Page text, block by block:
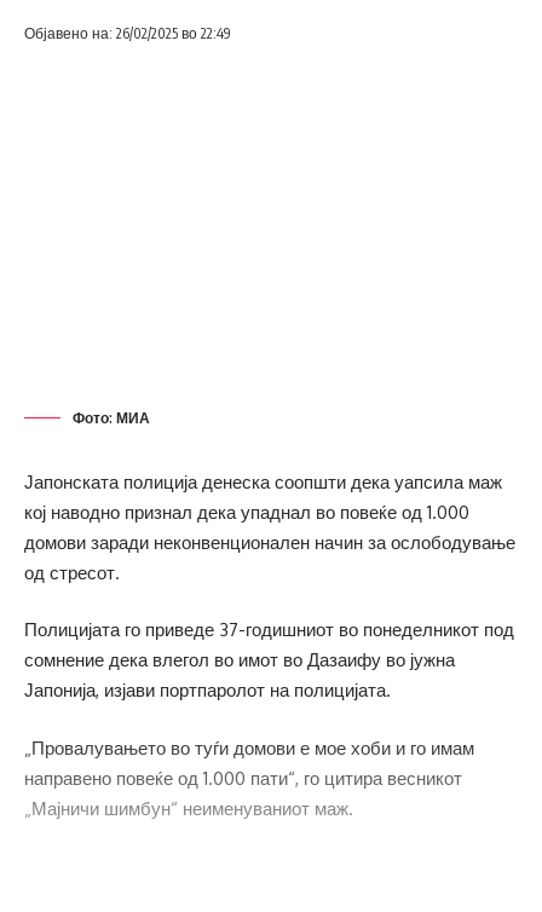
Објавено на: 26/02/2025 во 22:49
Фото: МИА
Јапонската полиција денеска соопшти дека уапсила маж
кој наводно признал дека упаднал во повеќе од 1.000
домови заради неконвенционален начин за ослободување
од стресот.
Полицијата го приведе 37-годишниот во понеделникот под
сомнение дека влегол во имот во Дазаифу во јужна
Јапонија, изјави портпаролот на полицијата.
„Провалувањето во туѓи домови е мое хоби и го имам
направено повеќе од 1.000 пати“, го цитира весникот
„Мајничи шимбун“ неименуваниот маж.